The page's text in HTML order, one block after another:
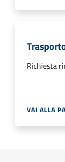
Richiesta
VAI ALLA